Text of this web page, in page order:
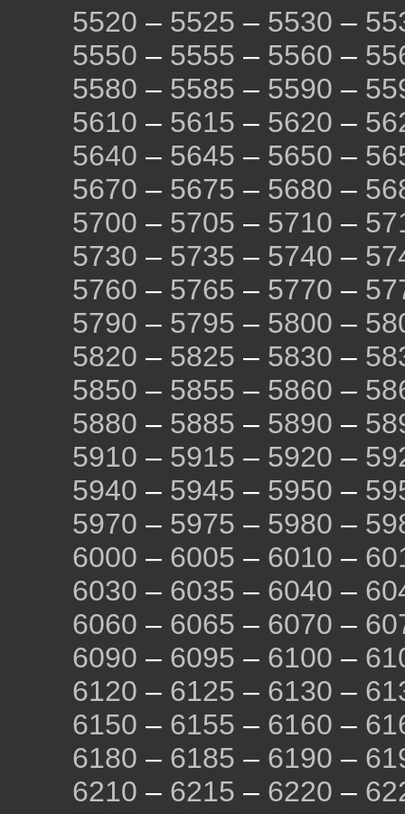
5520 – 5525 – 5530 –
5550 – 5555 – 5560 –
5580 – 5585 – 5590 –
5610 – 5615 – 5620 –
5640 – 5645 – 5650 –
5670 – 5675 – 5680 –
5700 – 5705 – 5710 –
5730 – 5735 – 5740 –
5760 – 5765 – 5770 –
5790 – 5795 – 5800 –
5820 – 5825 – 5830 –
5850 – 5855 – 5860 –
5880 – 5885 – 5890 –
5910 – 5915 – 5920 –
5940 – 5945 – 5950 –
5970 – 5975 – 5980 –
6000 – 6005 – 6010 –
6030 – 6035 – 6040 –
6060 – 6065 – 6070 –
6090 – 6095 – 6100 –
6120 – 6125 – 6130 –
6150 – 6155 – 6160 –
6180 – 6185 – 6190 –
6210 – 6215 – 6220 –